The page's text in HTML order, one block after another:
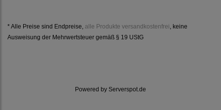
* Alle Preise sind Endpreise, alle Produkte versandkostenfrei , keine
Ausweisung der Mehrwertsteuer gemäß § 19 UStG
Powered by Serverspot.de